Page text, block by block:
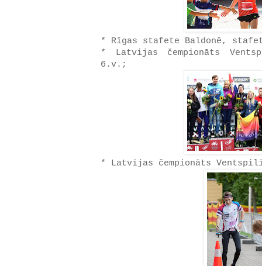
* Rīgas stafete Baldonē,
* Latvijas čempionāts
6.v.;
* Latvijas čempionāts